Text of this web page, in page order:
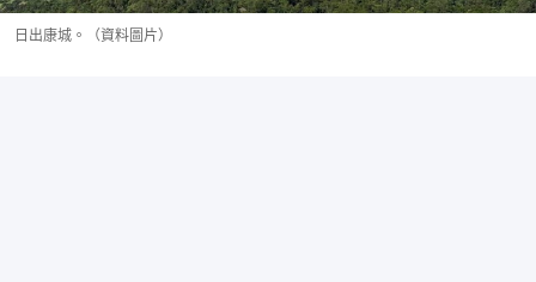
日出康城。（資料圖片）